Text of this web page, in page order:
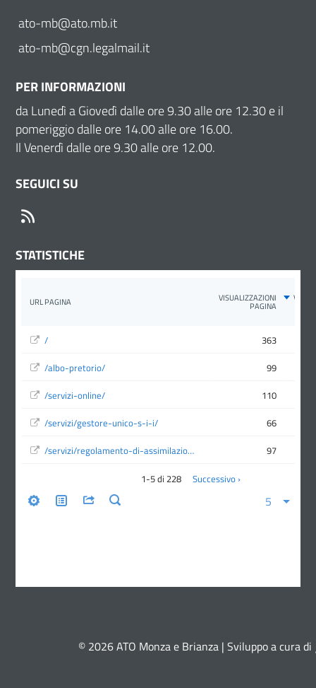
ato-mb@ato.mb.it
ato-mb@cgn.legalmail.it
PER INFORMAZIONI
da Lunedì a Giovedì dalle ore 9.30 alle ore 12.30 e il
pomeriggio dalle ore 14.00 alle ore 16.00.
Il Venerdì dalle ore 9.30 alle ore 12.00.
SEGUICI SU
STATISTICHE
© 2026 ATO Monza e Brianza | Sviluppo a cura di